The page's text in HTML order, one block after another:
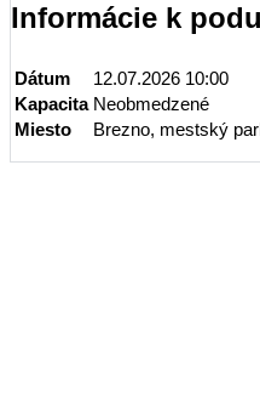
Informácie k
Dátum
12.07.2026 10:00
Kapacita Neobmedzené
Miesto
Brezno, mestský